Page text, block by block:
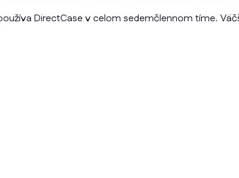
DirectCase v celom sedemčlennom tíme.